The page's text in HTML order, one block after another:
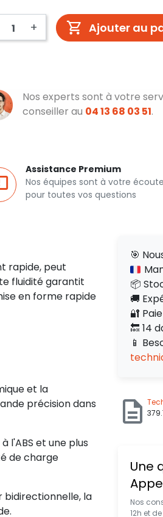
+ Ajouter au
Nos experts sont à votre
conseiller au 04 13 68 03 51.
Assistance Premium
Nos équipes sont à votre écoute
pour toutes vos questions
rapide, peut
fluidité garantit
en forme rapide
et la
précision dans
l'ABS et une plus
de charge
bidirectionnelle, la
🎯
📦
🚚
🔐
🔙 14
📱
Une
Nos
12h et